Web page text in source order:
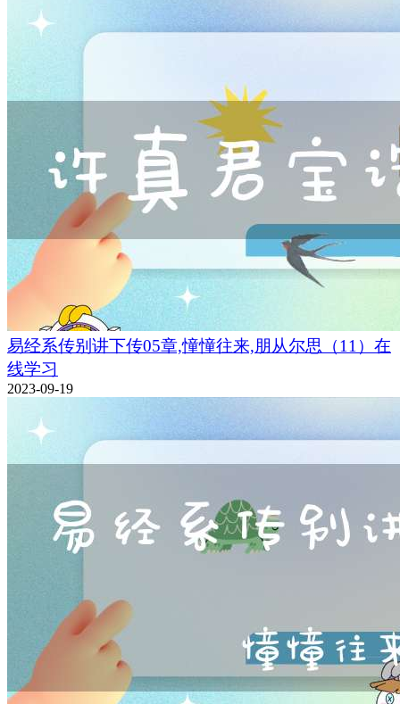
易经系传别讲下传05章,憧憧往来,朋从尔思（11）在
线学习
2023-09-19